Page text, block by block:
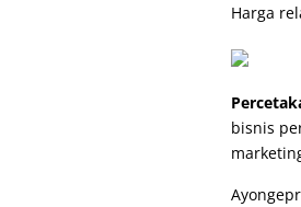
Harga
bisnis